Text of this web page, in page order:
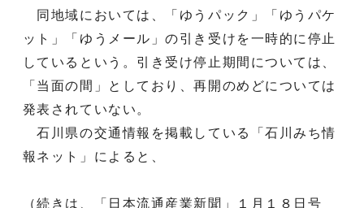
同地域においては、「ゆうパック」「ゆうパケ
ット」「ゆうメール」の引き受けを一時的に停止
しているという。引き受け停止期間については、
「当面の間」としており、再開のめどについては
発表されていない。
石川県の交通情報を掲載している「石川みち情
報ネット」によると、
（続きは、「日本流通産業新聞」１月１８日号